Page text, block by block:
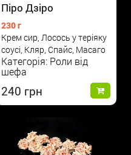
Піро Дзіро
230 г
Крем сир, Лосось у теріяку
соусі, Кляр, Спайс, Масаго
Категорія: Роли від
шефа
240